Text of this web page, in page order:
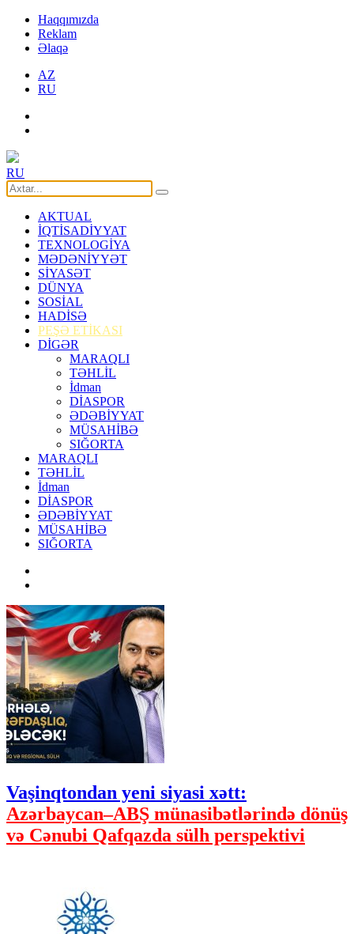
Haqqımızda
Reklam
Əlaqə
AZ
RU
RU
AKTUAL
İQTİSADİYYAT
TEXNOLOGİYA
MƏDƏNİYYƏT
SİYASƏT
DÜNYA
SOSİAL
HADİSƏ
PEŞƏ ETİKASI
DİGƏR
MARAQLI
TƏHLİL
İdman
DİASPOR
ƏDƏBİYYAT
MÜSAHİBƏ
SIĞORTA
MARAQLI
TƏHLİL
İdman
DİASPOR
ƏDƏBİYYAT
MÜSAHİBƏ
SIĞORTA
Vaşinqtondan yeni siyasi xətt:
Azərbaycan–ABŞ münasibətlərində dönüş
və Cənubi Qafqazda sülh perspektivi